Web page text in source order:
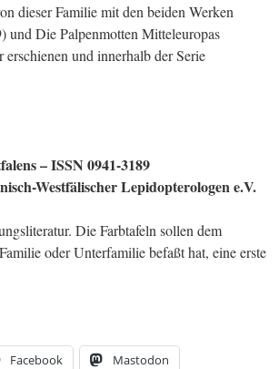
dieser Familie mit den beiden Werken
Die Palpenmotten Mitteleuropas
und innerhalb der Serie
– ISSN 0941-3189
Westfälischer Lepidopterologen e.V.
Die Farbtafeln sollen dem
oder Unterfamilie befaßt hat, eine erste
Facebook Mastodon